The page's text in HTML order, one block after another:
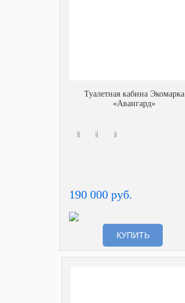
Туалетная кабина Экомарка
«Авангард»
190 000 руб.
КУПИТЬ